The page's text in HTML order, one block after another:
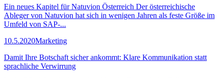
Ein neues Kapitel für Natuvion Österreich Der österreichische
Ableger von Natuvion hat sich in wenigen Jahren als feste Größe im
Umfeld von SAP-...
10.5.2020Marketing
Damit Ihre Botschaft sicher ankommt: Klare Kommunikation statt
sprachliche Verwirrung